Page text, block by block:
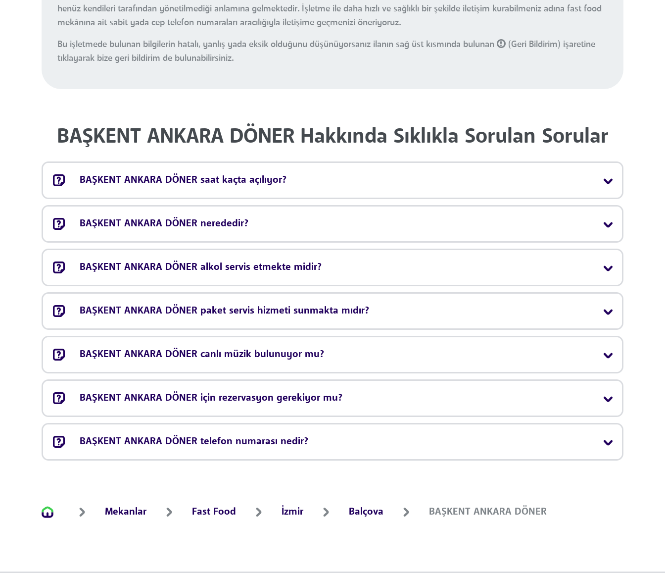
henüz kendileri tarafından yönetilmediği anlamına gelmektedir. İşletme ile daha hızlı ve sağlıklı bir şekilde iletişim kurabilmeniz adına fast food
mekânına ait sabit yada cep telefon numaraları aracılığıyla iletişime geçmenizi öneriyoruz.
Bu işletmede bulunan bilgilerin hatalı, yanlış yada eksik olduğunu düşünüyorsanız ilanın sağ üst kısmında bulunan
(Geri Bildirim) işaretine
tıklayarak bize geri bildirim de bulunabilirsiniz.
BAŞKENT ANKARA DÖNER Hakkında Sıklıkla Sorulan Sorular
BAŞKENT ANKARA DÖNER saat kaçta açılıyor?
BAŞKENT ANKARA DÖNER nerededir?
BAŞKENT ANKARA DÖNER alkol servis etmekte midir?
BAŞKENT ANKARA DÖNER paket servis hizmeti sunmakta mıdır?
BAŞKENT ANKARA DÖNER canlı müzik bulunuyor mu?
BAŞKENT ANKARA DÖNER için rezervasyon gerekiyor mu?
BAŞKENT ANKARA DÖNER telefon numarası nedir?
Mekanlar Fast Food İzmir Balçova BAŞKENT ANKARA DÖNER